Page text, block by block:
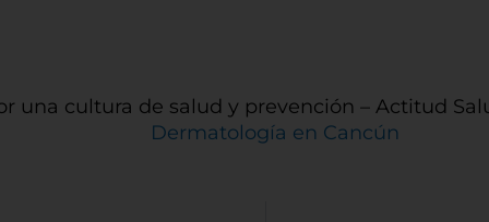
una cultura de salud y prevención – Actitud
de personalización de cookies